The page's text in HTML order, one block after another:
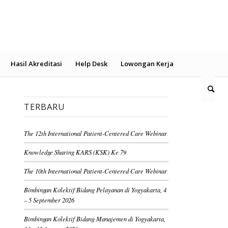
Hasil Akreditasi Help Desk Lowongan Kerja
TERBARU
The 12th International Patient-Centered Care Webinar
Knowledge Sharing KARS (KSK) Ke 79
The 10th International Patient-Centered Care Webinar
Bimbingan Kolektif Bidang Pelayanan di Yogyakarta, 4
– 5 September 2026
Bimbingan Kolektif Bidang Manajemen di Yogyakarta,